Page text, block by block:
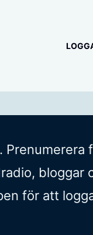
Prenumerera
bloggar
för att